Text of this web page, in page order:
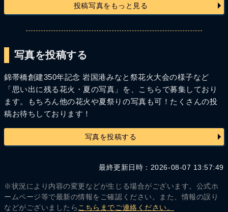
投稿写真をもっと見る
写真を投稿する
錦帯橋創建350年記念 岩国港みなと祭花火大会の様子など
「思い出に残る花火・夏の写真」を、こちらで募集しており
ます。もちろん他の花火や夏祭りの写真も可！たくさんの投
稿お待ちしております！
写真を投稿する
最終更新日時：2026-08-07 13:57:49
※状況により内容の変更などが生じる場合がございます。公式ホ
ームページ等で最新の情報をご確認ください。また、情報の誤り
などがございましたら こちらまでご連絡ください。